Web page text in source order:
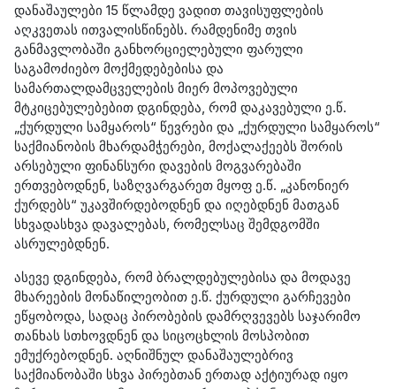
დანაშაულები 15 წლამდე ვადით თავისუფლების
აღკვეთას ითვალისწინებს. რამდენიმე თვის
განმავლობაში განხორციელებული ფარული
საგამოძიებო მოქმედებებისა და
სამართალდამცველების მიერ მოპოვებული
მტკიცებულებებით დგინდება, რომ დაკავებული ე.წ.
„ქურდული სამყაროს“ წევრები და „ქურდული სამყაროს“
საქმიანობის მხარდამჭერები, მოქალაქეებს შორის
არსებული ფინანსური დავების მოგვარებაში
ერთვებოდნენ, საზღვარგარეთ მყოფ ე.წ. „კანონიერ
ქურდებს“ უკავშირდებოდნენ და იღებდნენ მათგან
სხვადასხვა დავალებას, რომელსაც შემდგომში
ასრულებდნენ.
ასევე დგინდება, რომ ბრალდებულებისა და მოდავე
მხარეების მონაწილეობით ე.წ. ქურდული გარჩევები
ეწყობოდა, სადაც პირობების დამრღვევებს საჯარიმო
თანხას სთხოვდნენ და სიცოცხლის მოსპობით
ემუქრებოდნენ. აღნიშნულ დანაშაულებრივ
საქმიანობაში სხვა პირებთან ერთად აქტიურად იყო